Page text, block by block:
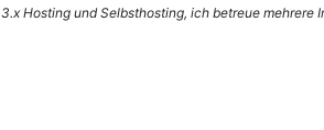
3.x Hosting und Selbsthosting, ich betreue mehrere